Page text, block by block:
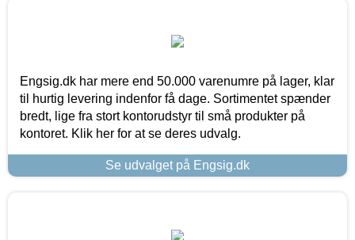
Engsig.dk har mere end 50.000 varenumre på lager, klar
til hurtig levering indenfor få dage. Sortimentet spænder
bredt, lige fra stort kontorudstyr til små produkter på
kontoret. Klik her for at se deres udvalg.
Se udvalget på Engsig.dk